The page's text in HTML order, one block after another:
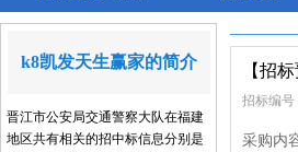
k8凯发天生赢家的简介
晋江市公安局交通警察大队在福建
地区共有相关的招中标信息分别是
【招
招标编号
采购内